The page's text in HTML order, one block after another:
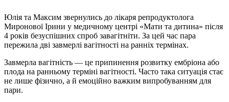
Юлія та Максим звернулись до лікаря репродуктолога
Миронової Ірини у медичному центрі «Мати та дитина» після
4 років безуспішних спроб завагітніти. За цей час пара
пережила дві завмерлі вагітності на ранніх термінах.
Завмерла вагітність — це припинення розвитку ембріона або
плода на ранньому терміні вагітності. Часто така ситуація стає
не лише фізично, а й емоційно важким випробуванням для
пари.